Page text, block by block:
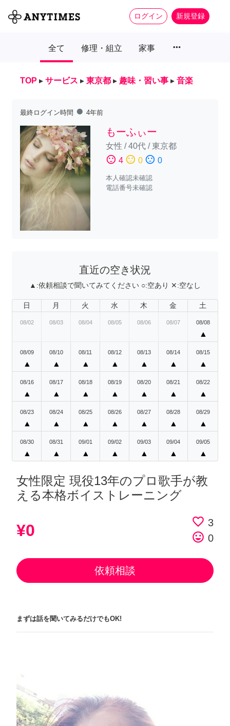
ログイン 新規登録
全て 修理・組立 家事 more_horiz
TOP ▸ サービス ▸ 東京都 ▸ 趣味・習い事 ▸ 音楽
最終ログイン時間 fiber_manual_record 4年前
もーふぃー
女性 /40代/東京都
sentiment_satisfied 4 sentiment_neutral 0 sentiment_dissatisfied 0
本人確認未確認
電話番号未確認
直近の空き状況
▲:依頼相談で聞いてみてください ○:空あり ✕:空なし
日 月 火 水 木 金 土
08/02 08/03 08/04 08/05 08/06 08/07 08/08
▲
08/09
▲
08/10
▲
08/11
▲
08/12
▲
08/13
▲
08/14
▲
08/15
▲
08/16
▲
08/17
▲
08/18
▲
08/19
▲
08/20
▲
08/21
▲
08/22
▲
08/23
▲
08/24
▲
08/25
▲
08/26
▲
08/27
▲
08/28
▲
08/29
▲
08/30
▲
08/31
▲
09/01
▲
09/02
▲
09/03
▲
09/04
▲
09/05
▲
女性限定 現役13年のプロ歌手が教
える本格ボイストレーニング
¥0 favorite_border 3
tag_faces 0
依頼相談
まずは話を聞いてみるだけでもOK!